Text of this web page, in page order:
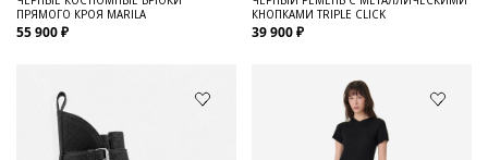
ПРЯМОГО КРОЯ MARILA
55 900 ₽
КНОПКАМИ TRIPLE CLICK
39 900 ₽